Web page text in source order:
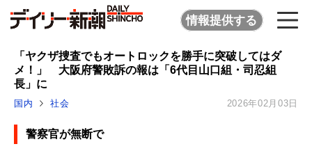
情報提供する
「ヤクザ捜査でもオートロックを勝手に突破してはダ
メ！」 大阪府警敗訴の報は「6代目山口組・司忍組
長」に
国内 社会 2026年02月03日
警察官が無断で